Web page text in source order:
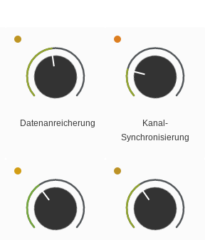
Datenanreicherung
Kanal-
Synchronisierung